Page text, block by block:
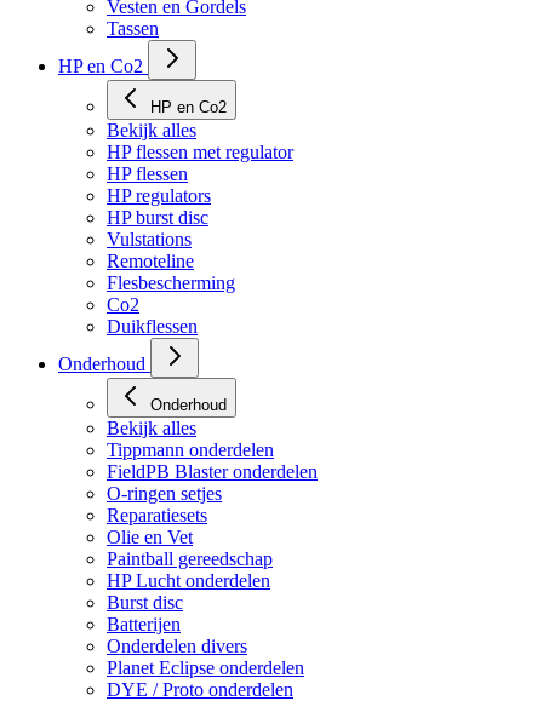
Bescherming
Vesten en Gordels
Tassen
HP en Co2
HP en Co2
Bekijk alles
HP flessen met regulator
HP flessen
HP regulators
HP burst disc
Vulstations
Remoteline
Flesbescherming
Co2
Duikflessen
Onderhoud
Onderhoud
Bekijk alles
Tippmann onderdelen
FieldPB Blaster onderdelen
O-ringen setjes
Reparatiesets
Olie en Vet
Paintball gereedschap
HP Lucht onderdelen
Burst disc
Batterijen
Onderdelen divers
Planet Eclipse onderdelen